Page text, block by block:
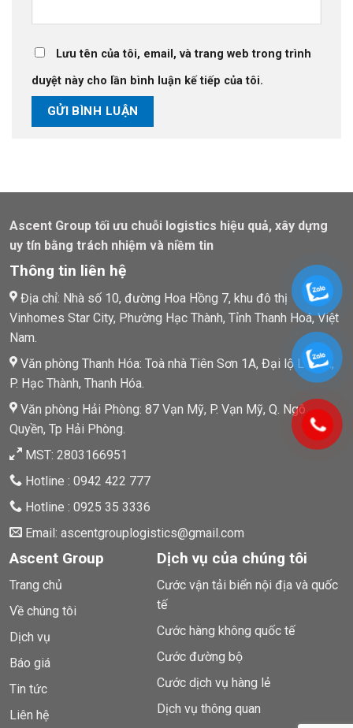
Lưu tên của tôi, email, và trang web trong trình
duyệt này cho lần bình luận kế tiếp của tôi.
Ascent Group tối ưu chuỗi logistics hiệu quả, xây dựng
uy tín bằng trách nhiệm và niềm tin
Thông tin liên hệ
Địa chỉ: Nhà số 10, đường Hoa Hồng 7, khu đô thị
Vinhomes Star City, Phường Hạc Thành, Tỉnh Thanh Hoá, Việt
Nam.
Văn phòng Thanh Hóa: Toà nhà Tiên Sơn 1A, Đại lộ Lê Lợi,
P. Hạc Thành, Thanh Hóa.
Văn phòng Hải Phòng: 87 Vạn Mỹ, P. Vạn Mỹ, Q. Ngô
Quyền, Tp Hải Phòng.
MST: 2803166951
Hotline : 0942 422 777
Hotline : 0925 35 3336
Email: ascentgrouplogistics@gmail.com
Ascent Group
Trang chủ
Về chúng tôi
Dịch vụ
Báo giá
Tin tức
Liên hệ
Dịch vụ của chúng tôi
Cước vận tải biển nội địa và quốc
tế
Cước hàng không quốc tế
Cước đường bộ
Cước dịch vụ hàng lẻ
Dịch vụ thông quan